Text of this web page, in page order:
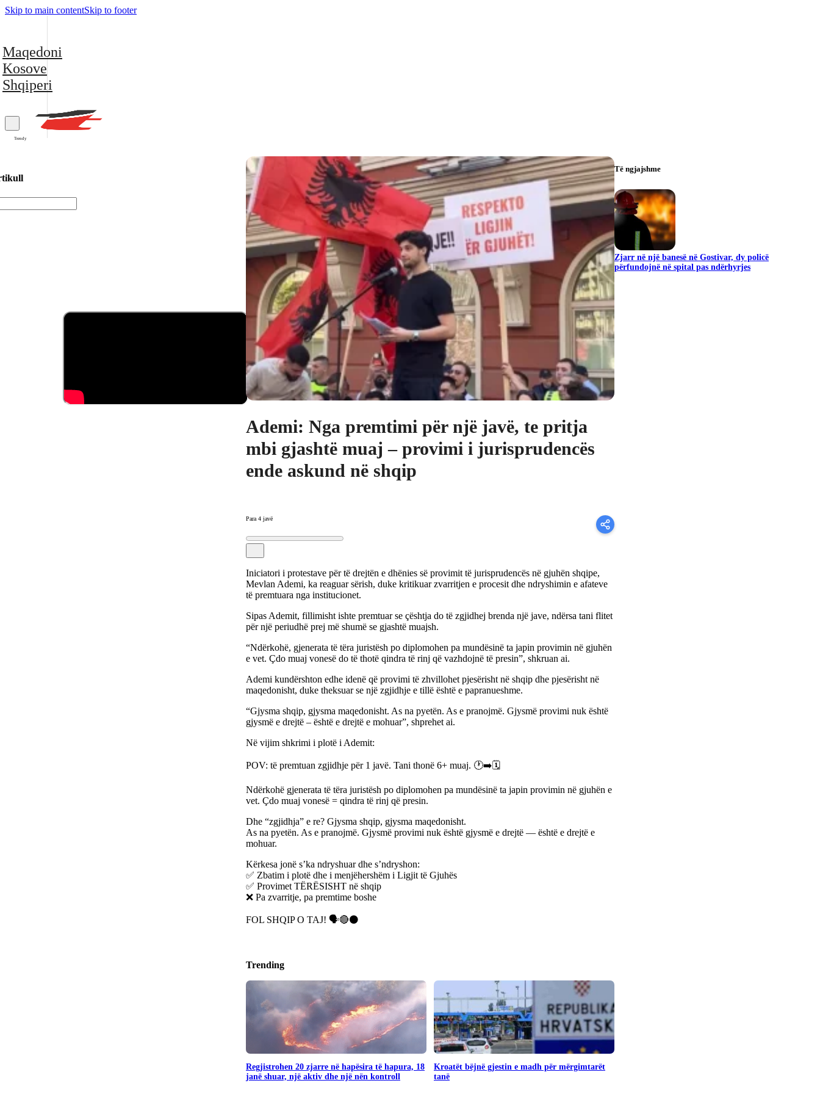
Skip to main contentSkip to footer
Maqedoni
Kosove
Shqiperi
Trendy
Ademi: Nga premtimi për një javë, te pritja
mbi gjashtë muaj – provimi i jurisprudencës
ende askund në shqip
Para 4 javë
Iniciatori i protestave për të drejtën e dhënies së provimit të jurisprudencës në gjuhën shqipe,
Mevlan Ademi, ka reaguar sërish, duke kritikuar zvarritjen e procesit dhe ndryshimin e afateve
të premtuara nga institucionet.
Sipas Ademit, fillimisht ishte premtuar se çështja do të zgjidhej brenda një jave, ndërsa tani flitet
për një periudhë prej më shumë se gjashtë muajsh.
“Ndërkohë, gjenerata të tëra juristësh po diplomohen pa mundësinë ta japin provimin në gjuhën
e vet. Çdo muaj vonesë do të thotë qindra të rinj që vazhdojnë të presin”, shkruan ai.
Ademi kundërshton edhe idenë që provimi të zhvillohet pjesërisht në shqip dhe pjesërisht në
maqedonisht, duke theksuar se një zgjidhje e tillë është e papranueshme.
“Gjysma shqip, gjysma maqedonisht. As na pyetën. As e pranojmë. Gjysmë provimi nuk është
gjysmë e drejtë – është e drejtë e mohuar”, shprehet ai.
Në vijim shkrimi i plotë i Ademit:
POV: të premtuan zgjidhje për 1 javë. Tani thonë 6+ muaj. 🕐➡️🗓️
Ndërkohë gjenerata të tëra juristësh po diplomohen pa mundësinë ta japin provimin në gjuhën e
vet. Çdo muaj vonesë = qindra të rinj që presin.
Dhe “zgjidhja” e re? Gjysma shqip, gjysma maqedonisht.
As na pyetën. As e pranojmë. Gjysmë provimi nuk është gjysmë e drejtë — është e drejtë e
mohuar.
Kërkesa jonë s’ka ndryshuar dhe s’ndryshon:
✅ Zbatim i plotë dhe i menjëhershëm i Ligjit të Gjuhës
✅ Provimet TËRËSISHT në shqip
❌ Pa zvarritje, pa premtime boshe
FOL SHQIP O TAJ! 🗣️🔴⚫
Trending
Regjistrohen 20 zjarre në hapësira të hapura, 18
janë shuar, një aktiv dhe një nën kontroll
Kroatët bëjnë gjestin e madh për mërgimtarët
tanë
Të ngjajshme
Zjarr në një banesë në Gostivar, dy policë
përfundojnë në spital pas ndërhyrjes